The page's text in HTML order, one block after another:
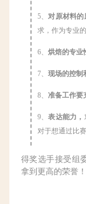
5、对原材料的
求，作为专业
6、 烘焙的专业
7、 现场的控制
8、 准备工作要
9、表达能力，
对于想通过比
得奖选手接受组
拿到更高的荣誉！